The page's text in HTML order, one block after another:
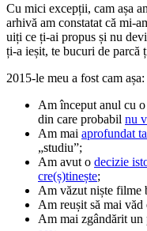
Cu mici excepții, cam așa
arhivă am constatat că mi-
uiți ce ți-ai propus și nu
ți-a ieșit, te bucuri de parcă
2015-le meu a fost cam așa:
Am început anul cu o
din care probabil nu
Am mai aprofundat
„studiu”;
Am avut o decizie
cre(ș)tinește;
Am văzut niște filme
Am reușit să mai văd
Am mai zgândărit un